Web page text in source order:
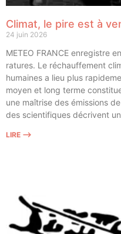
Climat, le pire est à
24 juin 2026
METEO FRANCE enre­gistre
ra­tures. Le réchauf­fe­ment
humaines a lieu plus
moyen et long terme
une maî­trise des émis­sions
des scien­ti­fiques décrivent
LIRE ⟶